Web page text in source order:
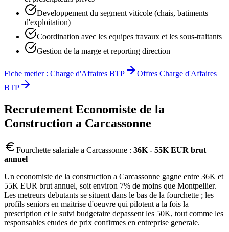
Developpement du segment viticole (chais, batiments
d'exploitation)
Coordination avec les equipes travaux et les sous-traitants
Gestion de la marge et reporting direction
Fiche metier : Charge d'Affaires BTP Offres Charge d'Affaires
BTP
Recrutement Economiste de la
Construction a Carcassonne
Fourchette salariale a Carcassonne : 36K - 55K EUR brut
annuel
Un economiste de la construction a Carcassonne gagne entre 36K et
55K EUR brut annuel, soit environ 7% de moins que Montpellier.
Les metreurs debutants se situent dans le bas de la fourchette ; les
profils seniors en maitrise d'oeuvre qui pilotent a la fois la
prescription et le suivi budgetaire depassent les 50K, tout comme les
responsables etudes de prix confirmes en entreprise generale.